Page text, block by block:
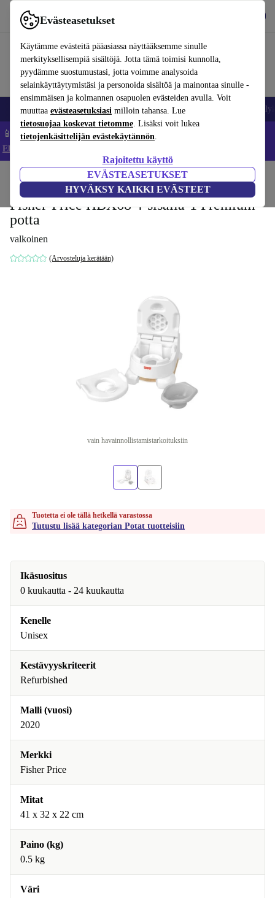
Evästeasetukset
Käytämme evästeitä pääasiassa näyttääksemme sinulle
merkityksellisempiä sisältöjä. Jotta tämä toimisi kunnolla,
pyydämme suostumustasi, jotta voimme analysoida
selainkäyttäytymistäsi ja personoida sisältöä ja mainontaa sinulle -
ensimmäisen ja kolmannen osapuolen evästeiden avulla. Voit
muuttaa evästeasetuksiasi milloin tahansa. Lue
tietosuojaa koskevat tietomme. Lisäksi voit lukea
tietojenkäsittelijän evästekäytännön.
Rajoitettu käyttö
EVÄSTEASETUKSET
HYVÄKSY KAIKKI EVÄSTEET
Käytä refurbed-palvelua nopeasti ja helposti
Matkapuhelimet ja älypuhelimet Kannettavat tietokoneet
📱 Säästä 5 % LISÄÄ iPhoneista – Koodi: IPHONEDEAL –
Ehdot ja säännöt
Potat ja pesut Potat
Fisher-Price HBX68 4-sisällä-1 Premium
potta
valkoinen
(Arvosteluja kerätään)
vain havainnollistamistarkoituksiin
Tuotetta ei ole tällä hetkellä varastossa
Tutustu lisää kategorian Potat tuotteisiin
Ikäsuositus
0 kuukautta - 24 kuukautta
Kenelle
Unisex
Kestävyyskriteerit
Refurbished
Malli (vuosi)
2020
Merkki
Fisher Price
Mitat
41 x 32 x 22 cm
Paino (kg)
0.5 kg
Väri